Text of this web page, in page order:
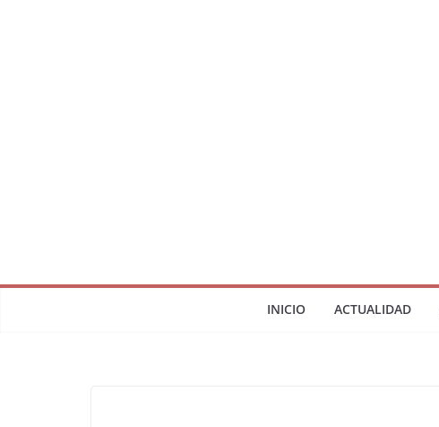
INICIO ACTUALIDAD